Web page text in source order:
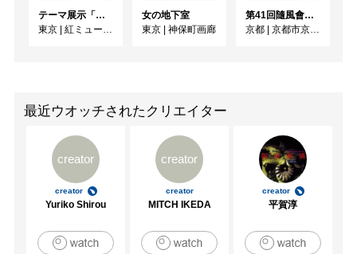
テーマ展示「型紙 KATAGAMI Collection」
東京 | 紅ミュージアム
女の地下室
東京 | 神保町画廊
第41回隨風會書法篆刻展
京都 | 京都市京セラ美術館
最近ウオッチされたクリエイター
creator
creator
Yuriko Shirou
creator
creator
MITCH IKEDA
creator
平賀淳